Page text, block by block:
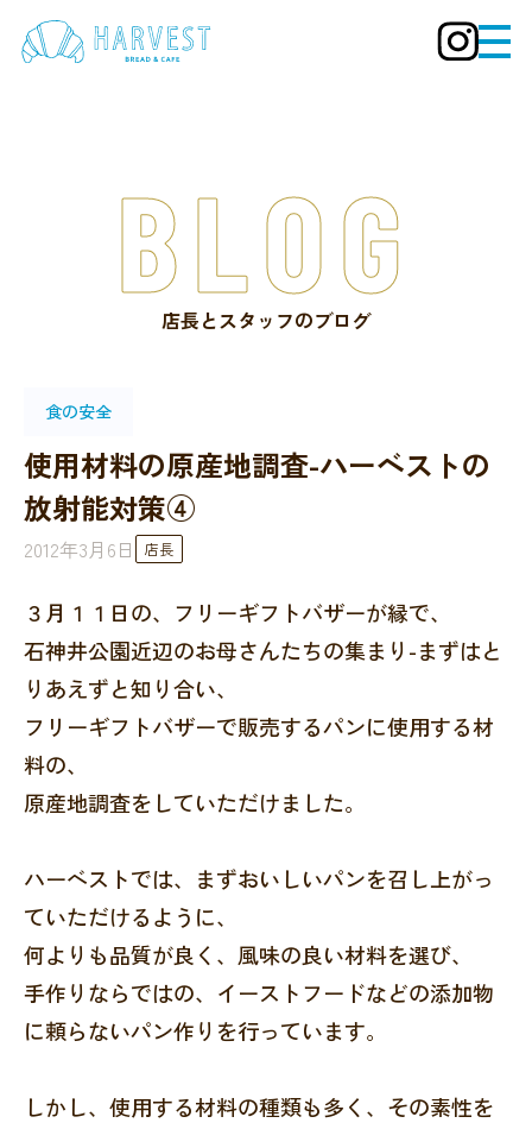
店長とスタッフのブログ
BLOG
食の安全
使用材料の原産地調査-ハーベストの
放射能対策④
2012年3月6日 店長
３月１１日の、フリーギフトバザーが縁で、
石神井公園近辺のお母さんたちの集まり-まずはと
りあえずと知り合い、
フリーギフトバザーで販売するパンに使用する材
料の、
原産地調査をしていただけました。
ハーベストでは、まずおいしいパンを召し上がっ
ていただけるように、
何よりも品質が良く、風味の良い材料を選び、
手作りならではの、イーストフードなどの添加物
に頼らないパン作りを行っています。
しかし、使用する材料の種類も多く、その素性を